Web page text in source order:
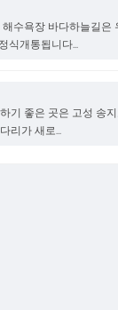
수욕장 바다하늘길은
식개통됩니다...
기 좋은 곳은 고성 송
리가 새로...